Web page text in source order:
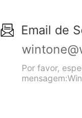
Email de
Por favor,